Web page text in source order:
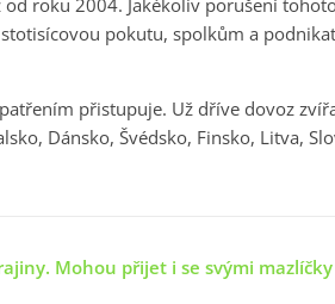
roku 2004. Jakékoliv porušení
pokutu, spolkům a
přistupuje. Už dříve dovoz
Dánsko, Švédsko, Finsko, Litva,
Mohou přijet i se svými mazlíčky